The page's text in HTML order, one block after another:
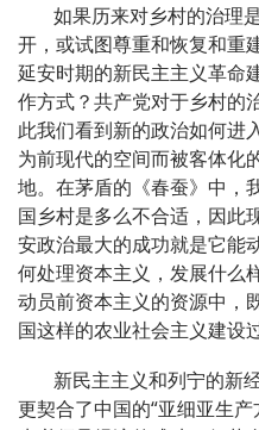
如果历来对乡村的治理
开，或试图尊重和恢复和重
延安时期的新民主主义革命
作方式？共产党对于乡村的
此我们看到新的政治如何进
为前现代的空间而被客体化
地。在茅盾的《春蚕》中，
国乡村是多么不合适，因此
安政治最大的成功就是它能
何处理资本主义，发展什么
动员前资本主义的资源中，
国这样的农业社会主义建设
新民主主义和列宁的新
更契合了中国的“亚细亚生